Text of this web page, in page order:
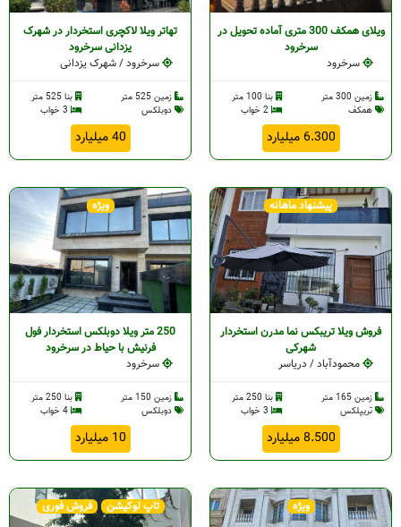
ویلای همکف 300 متری آماده تحویل در
سرخرود
سرخرود
زمین 300 متر
بنا 100 متر
همکف
6.300 میلیارد
تهاتر ویلا لاکچری استخردار در شهرک
یزدانی سرخرود
سرخرود / شهرک یزدانی
زمین 525 متر
بنا 525 متر
دوبلکس
40 میلیارد
پیشنهاد ماهانه
فروش ویلا تریبکس نما مدرن استخردار
شهرکی
محمودآباد / دریاسر
زمین 165 متر
بنا 250 متر
تریپلکس
8.500 میلیارد
ویژه
250 متر ویلا دوبلکس استخردار فول
فرنیش با حیاط در سرخرود
سرخرود
زمین 150 متر
بنا 250 متر
دوبلکس
10 میلیارد
ویژه تاپ لوکیشن فروش فوری